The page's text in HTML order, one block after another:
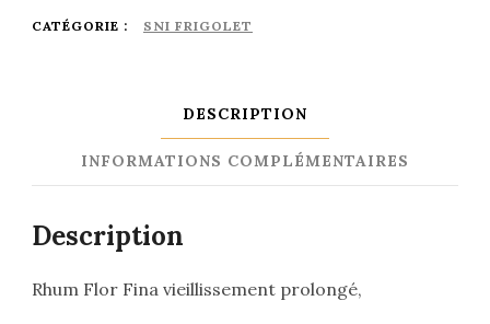
40%
CATÉGORIE : SNI FRIGOLET
DESCRIPTION
INFORMATIONS COMPLÉMENTAIRES
Description
Rhum Flor Fina vieillissement prolongé,